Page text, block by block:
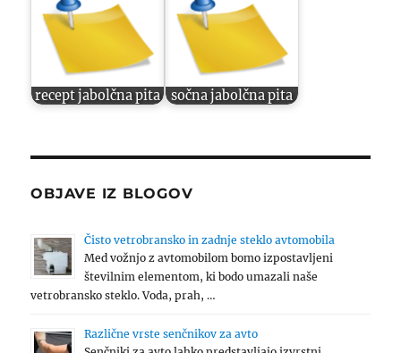
recept jabolčna pita sočna jabolčna pita
OBJAVE IZ BLOGOV
Čisto vetrobransko in zadnje steklo avtomobila
Med vožnjo z avtomobilom bomo izpostavljeni
številnim elementom, ki bodo umazali naše
vetrobransko steklo. Voda, prah, …
Različne vrste senčnikov za avto